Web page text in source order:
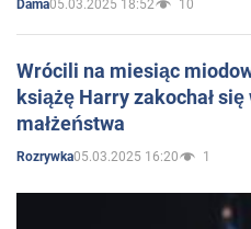
Dama05.03.2025 18:52 10
Wrócili na miesiąc
książę Harry zakochał
małżeństwa
Rozrywka05.03.2025 16:20 1